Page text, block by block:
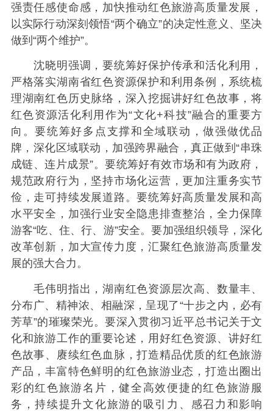
强责任感使命感，加快推动红色旅游高质量发展，
以实际行动深刻领悟“两个确立”的决定性意义、坚决
做到“两个维护”。
沈晓明强调，要统筹好保护传承和活化利用，
严格落实湖南省红色资源保护和利用条例，系统梳
理湖南红色历史脉络，深入挖掘讲好红色故事，将
红色资源活化利用作为“文化+科技”融合的重要方
向。要统筹好多点支撑和全域联动，做强做优品
牌，深化区域联动，加强跨界融合，真正做到“串珠
成链、连片成景”。要统筹好有效市场和有为政府，
规范政府行为，坚持市场化运营，更加注重务实节
俭，走可持续发展道路。要统筹好高质量发展和高
水平安全，加强行业安全隐患排查整治，全力保障
游客“吃、住、行、游”安全。要加强组织领导，深化
改革创新，加大宣传力度，汇聚红色旅游高质量发
展的强大合力。
毛伟明指出，湖南红色资源层次高、数量丰、
分布广、精神浓、相融深，呈现了“十步之内，必有
芳草”的璀璨荣光。要深入贯彻习近平总书记关于文
化和旅游工作的重要论述，用好红色资源、讲好红
色故事、赓续红色血脉，打造精品优质的红色旅游
产品，丰富特色鲜明的红色旅游业态，打造出圈出
彩的红色旅游名片，健全高效便捷的红色旅游服
务，持续提升文化旅游的吸引力、感召力和影响